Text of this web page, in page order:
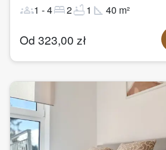
groups1 -4bed2bathtub1 square_foot 40 m²
Od 323,00 zł